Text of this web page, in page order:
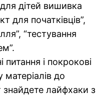
для дітей вишивка
для початківців”,
“тестування
і покрокові
матеріалів до
лайфхаки з